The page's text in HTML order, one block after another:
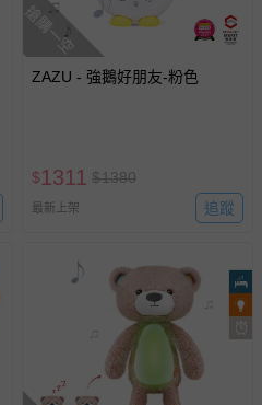
的規定，不適用七天鑑賞期/猶
書籍如經拆封、使用，則酌收整
品或電腦軟體（例如 DVD、CD
位內容或一經提供即為完成之線
同意始提供（例如線上課程、遊
：
搶購一空
ZAZU - 強鵝好朋友-粉色
$1311 $1380
最新上架 追蹤